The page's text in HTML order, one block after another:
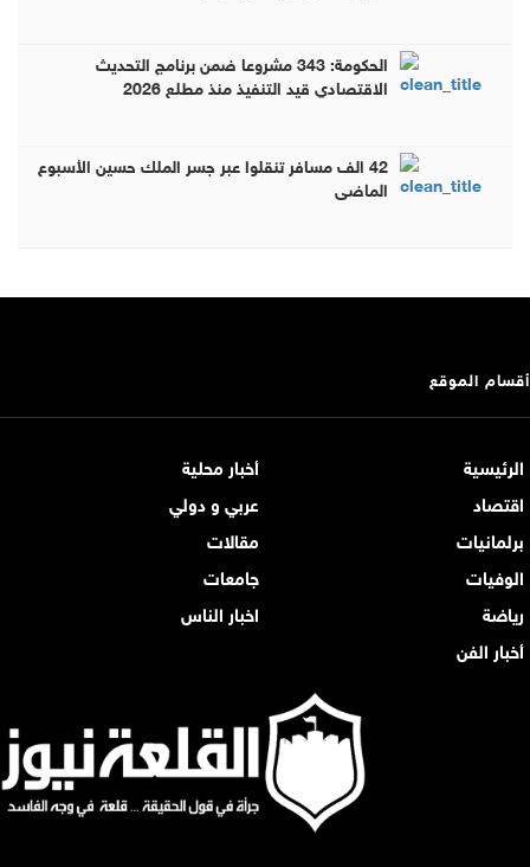
الحكومة: 343 مشروعا ضمن برنامج التحديث
الاقتصادي قيد التنفيذ منذ مطلع 2026
42 الف مسافر تنقلوا عبر جسر الملك حسين الأسبوع
الماضي
أقسام الموقع
الرئيسية
أخبار محلية
اقتصاد
عربي و دولي
برلمانيات
مقالات
الوفيات
جامعات
رياضة
اخبار الناس
أخبار الفن